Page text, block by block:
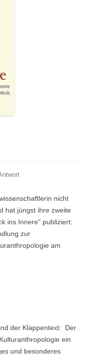
nicht
hat jüngst ihre zweite
ins Innere“ publiziert:
zur
am
der Klappentext: Der
ein
und besonderes